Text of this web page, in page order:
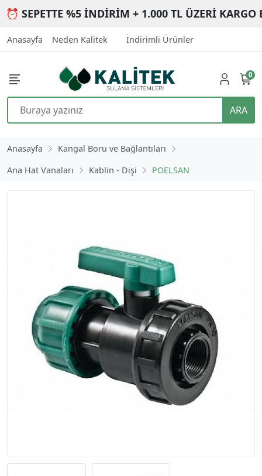
⏰ SEPETTE %5 İNDİRİM + 1.000 TL ÜZERİ KARGO
Anasayfa Neden Kalitek İndirimli Ürünler
ARA
0
Anasayfa
Kangal Boru ve Bağlantıları
Ana Hat Vanaları
Kablin - Dişi POELSAN